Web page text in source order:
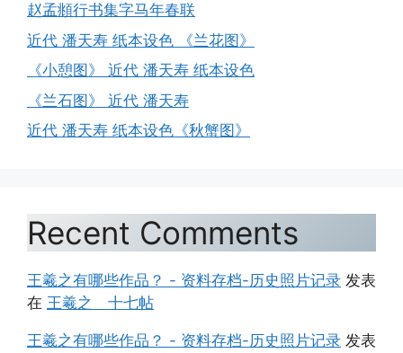
赵孟頫行书集字马年春联
近代 潘天寿 纸本设色 《兰花图》
《小憩图》 近代 潘天寿 纸本设色
《兰石图》 近代 潘天寿
近代 潘天寿 纸本设色《秋蟹图》
Recent Comments
王羲之有哪些作品？ - 资料存档-历史照片记录 发表
在 王羲之 十七帖
王羲之有哪些作品？ - 资料存档-历史照片记录 发表